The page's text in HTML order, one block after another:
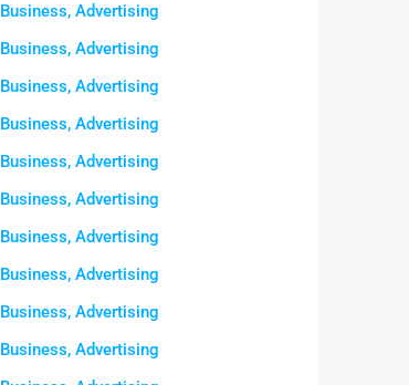
Business, Advertising
Business, Advertising
Business, Advertising
Business, Advertising
Business, Advertising
Business, Advertising
Business, Advertising
Business, Advertising
Business, Advertising
Business, Advertising